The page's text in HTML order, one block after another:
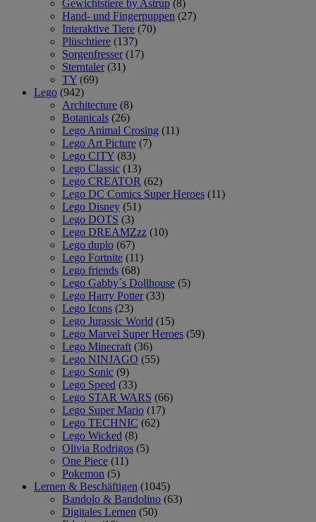
Gewichtstiere by Astrup (8)
Hand- und Fingerpuppen (27)
Interaktive Tiere (70)
Plüschtiere (137)
Sorgenfresser (17)
Sterntaler (31)
TY (69)
Lego (942)
Architecture (8)
Botanicals (26)
Lego Animal Crosing (11)
Lego Art Picture (7)
Lego CITY (83)
Lego Classic (13)
Lego CREATOR (62)
Lego DC Comics Super Heroes (11)
Lego Disney (51)
Lego DOTS (3)
Lego DREAMZzz (10)
Lego duplo (67)
Lego Fortnite (11)
Lego friends (68)
Lego Gabby´s Dollhouse (5)
Lego Harry Potter (33)
Lego Icons (23)
Lego Jurassic World (15)
Lego Marvel Super Heroes (59)
Lego Minecraft (36)
Lego NINJAGO (55)
Lego Sonic (9)
Lego Speed (33)
Lego STAR WARS (66)
Lego Super Mario (17)
Lego TECHNIC (62)
Lego Wicked (8)
Olivia Rodrigos (5)
One Piece (11)
Pokemon (5)
Lernen & Beschäftigen (1045)
Bandolo & Bandolino (63)
Digitales Lernen (50)